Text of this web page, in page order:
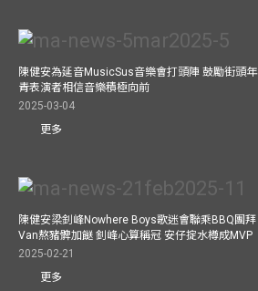
陳健安為延音MusicSus音樂會打頭陣 鼓勵街頭年
青表演者相信音樂積極向前
2025-03-04
更多
陳健安梁釗峰Nowhere Boys歌迷會聯乘BBQ團拜
Van熬豬髀加餸 釗峰心算稱冠 安仔掟水樽成MVP
2025-02-21
更多